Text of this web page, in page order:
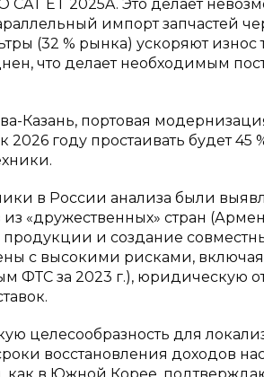
CAT ET 2025A. Это делает
импорт запчастей
(32 % рынка) ускоряют износ
что делает необходимым
Казань, портовая
году простаивать будет 45
в России анализа были
«дружественных» стран
продукции и создание
с высокими рисками, включая
за 2023 г.), юридическую
целесообразность для
восстановления доходов